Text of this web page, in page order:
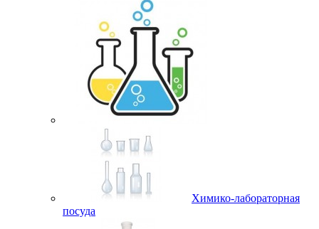
Химико-лабораторная
посуда